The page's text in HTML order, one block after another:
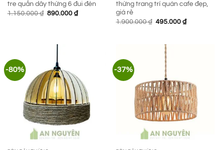
tre quấn dây thừng 6 đui đèn
1.150.000₫ Giá
890.000 ₫Giá
thừng trang trí quán cafe đẹp,
giá rẻ
1.900.000₫ Giá
495.000 ₫Giá
-80% -37%